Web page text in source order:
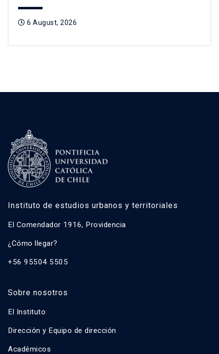
6 August, 2026
Instituto de estudios urbanos y territoriales
El Comendador 1916, Providencia
¿Cómo llegar?
+56 95504 5505
Sobre nosotros
El Instituto
Dirección y Equipo de dirección
Académicos